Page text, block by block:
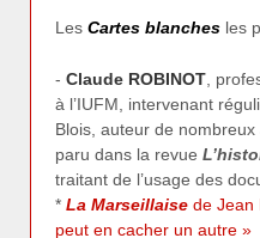
Les Cartes blanches les
- Claude ROBINOT ,
à l’IUFM, intervenant
Blois, auteur de
paru dans la revue
traitant de l’usage des
* La Marseillaise de Jean
peut en cacher un autre »